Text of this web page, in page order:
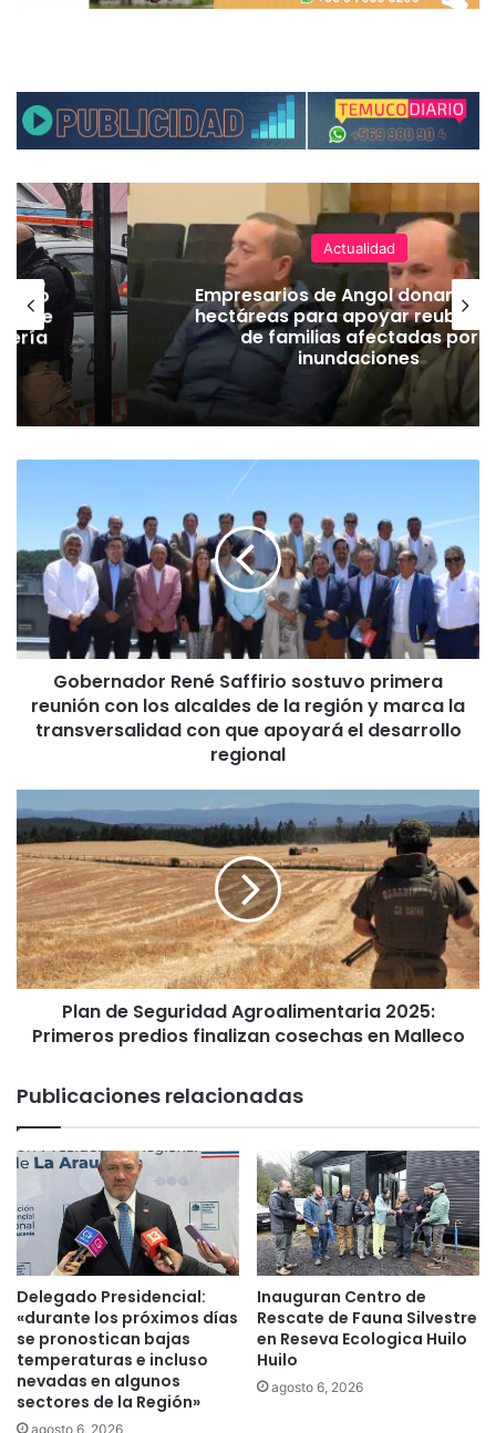
de
Actualidad
Empresarios de Angol donan
hectáreas para apoyar
de familias afectadas por
inundaciones
r
n
d
o
a
f
f
i
r
i
o
s
v
r
m
e
r
r
u
n
i
ó
Gobernador René Saffirio sostuvo primera
reunión con los alcaldes de la región y marca la
transversalidad con que apoyará el desarrollo
regional
l
a
n
d
e
S
e
g
a
d
A
g
o
l
i
m
e
n
t
a
r
Plan de Seguridad Agroalimentaria 2025:
Primeros predios finalizan cosechas en Malleco
Publicaciones relacionadas
Delegado Presidencial:
«durante los próximos días
se pronostican bajas
temperaturas e incluso
nevadas en algunos
sectores de la Región»
agosto 6, 2026
Inauguran Centro de
Rescate de Fauna Silvestre
en Reseva Ecologica Huilo
Huilo
agosto 6, 2026